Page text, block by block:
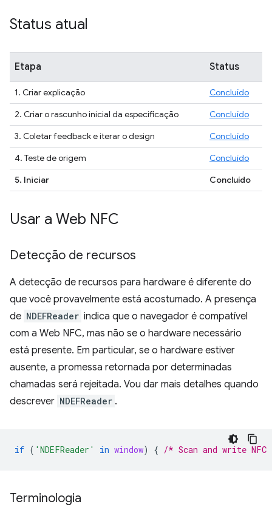
Status atual
Etapa Status
1. Criar explicação
Concluído
2. Criar o rascunho inicial da especificação
Concluído
3. Coletar feedback e iterar o design
Concluído
4. Teste de origem
Concluído
5. Iniciar
Concluído
Usar a Web NFC
Detecção de recursos
A detecção de recursos para hardware é diferente do
que você provavelmente está acostumado. A presença
de NDEFReader indica que o navegador é compatível
com a Web NFC, mas não se o hardware necessário
está presente. Em particular, se o hardware estiver
ausente, a promessa retornada por determinadas
chamadas será rejeitada. Vou dar mais detalhes quando
descrever NDEFReader .
if ( 'NDEFReader' in window) { /* Scan and write NFC
Terminologia